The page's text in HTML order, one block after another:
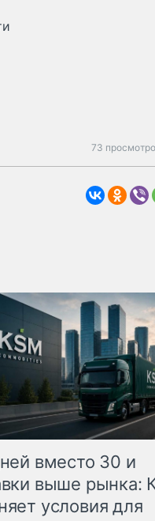
73
вместо 30 и
выше рынка:
условия для